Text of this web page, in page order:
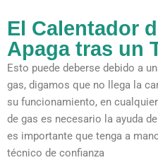
El Calentador
Apaga tras un
Esto puede deberse debido a
gas, digamos que no llega la
su funcionamiento, en
de gas es necesario la ayuda
es importante que tenga a
técnico de confianza